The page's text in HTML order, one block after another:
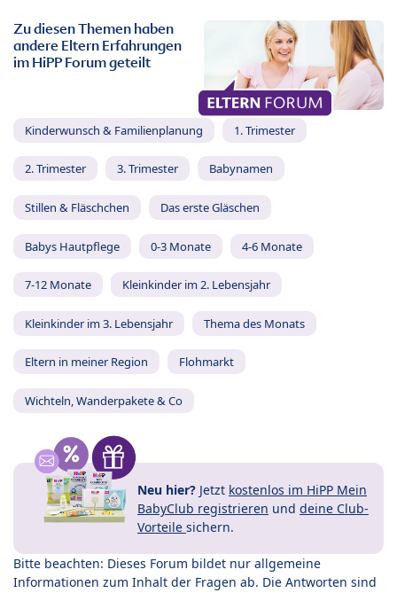
Zu diesen Themen haben
andere Eltern Erfahrungen
im HiPP Forum geteilt
Kinderwunsch & Familienplanung 1. Trimester
2. Trimester 3. Trimester Babynamen
Stillen & Fläschchen Das erste Gläschen
Babys Hautpflege 0-3 Monate 4-6 Monate
7-12 Monate Kleinkinder im 2. Lebensjahr
Kleinkinder im 3. Lebensjahr Thema des Monats
Eltern in meiner Region Flohmarkt
Wichteln, Wanderpakete & Co
Neu hier? Jetzt kostenlos im HiPP Mein
BabyClub registrieren und deine Club-
Vorteile sichern.
Bitte beachten: Dieses Forum bildet nur allgemeine
Informationen zum Inhalt der Fragen ab. Die Antworten sind